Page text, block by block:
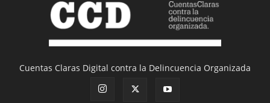
Cuentas Claras Digital contra la Delincuencia Organizada